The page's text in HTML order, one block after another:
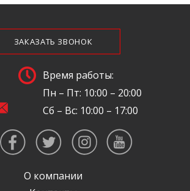
ЗАКАЗАТЬ ЗВОНОК
Время работы:
Пн – Пт: 10:00 – 20:00
Сб – Вс: 10:00 – 17:00
О компании